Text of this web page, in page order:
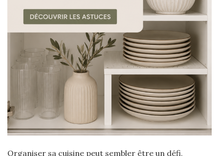
Organiser sa cuisine peut sembler être un défi,